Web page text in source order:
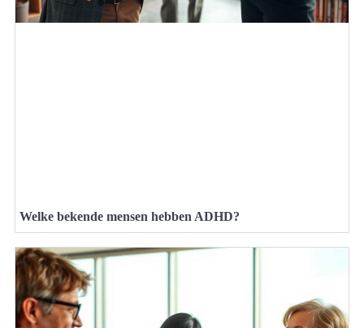
Welke bekende mensen hebben ADHD?